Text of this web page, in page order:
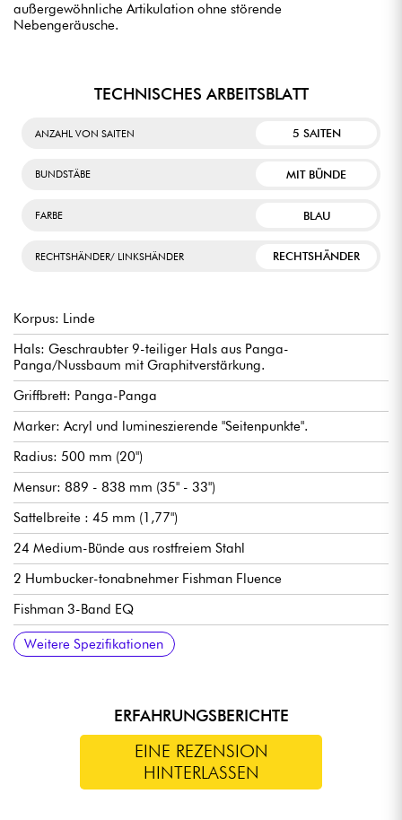
außergewöhnliche Artikulation ohne störende
Nebengeräusche.
TECHNISCHES ARBEITSBLATT
ANZAHL VON SAITEN 5 SAITEN
BUNDSTÄBE MIT BÜNDE
FARBE BLAU
RECHTSHÄNDER/ LINKSHÄNDER RECHTSHÄNDER
Korpus: Linde
Hals: Geschraubter 9-teiliger Hals aus Panga-
Panga/Nussbaum mit Graphitverstärkung.
Griffbrett: Panga-Panga
Marker: Acryl und lumineszierende "Seitenpunkte".
Radius: 500 mm (20")
Mensur: 889 - 838 mm (35" - 33")
Sattelbreite : 45 mm (1,77")
24 Medium-Bünde aus rostfreiem Stahl
2 Humbucker-tonabnehmer Fishman Fluence
Fishman 3-Band EQ
Regler: Volume, Balance, Bass, Middle, Treble
Zugriff auf Single Coil-Modus mit Push/Pull-Funktion.
MR5HS-Steg
Stimmmechaniken: Ibanez Custom
Beschläge: Schwarz/Blau Metallic
Farbe Midnight Arctic Ocean Matte.
Inklusive gigbag
Weitere Spezifikationen
ERFAHRUNGSBERICHTE
EINE REZENSION
HINTERLASSEN